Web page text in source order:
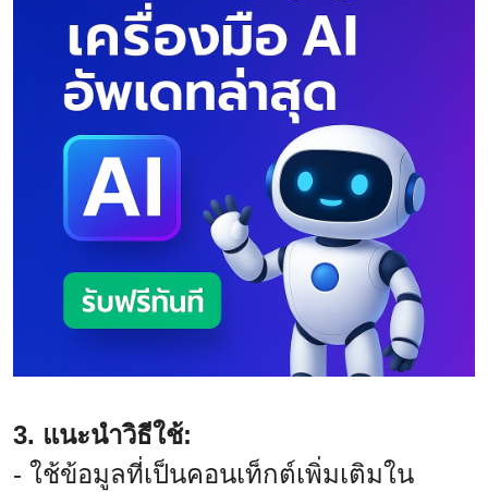
3. แนะนำวิธีใช้:
- ใช้ข้อมูลที่เป็นคอนเท็กต์เพิ่มเติมใน